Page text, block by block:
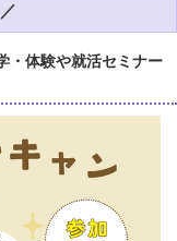
・体験や就活セミナー